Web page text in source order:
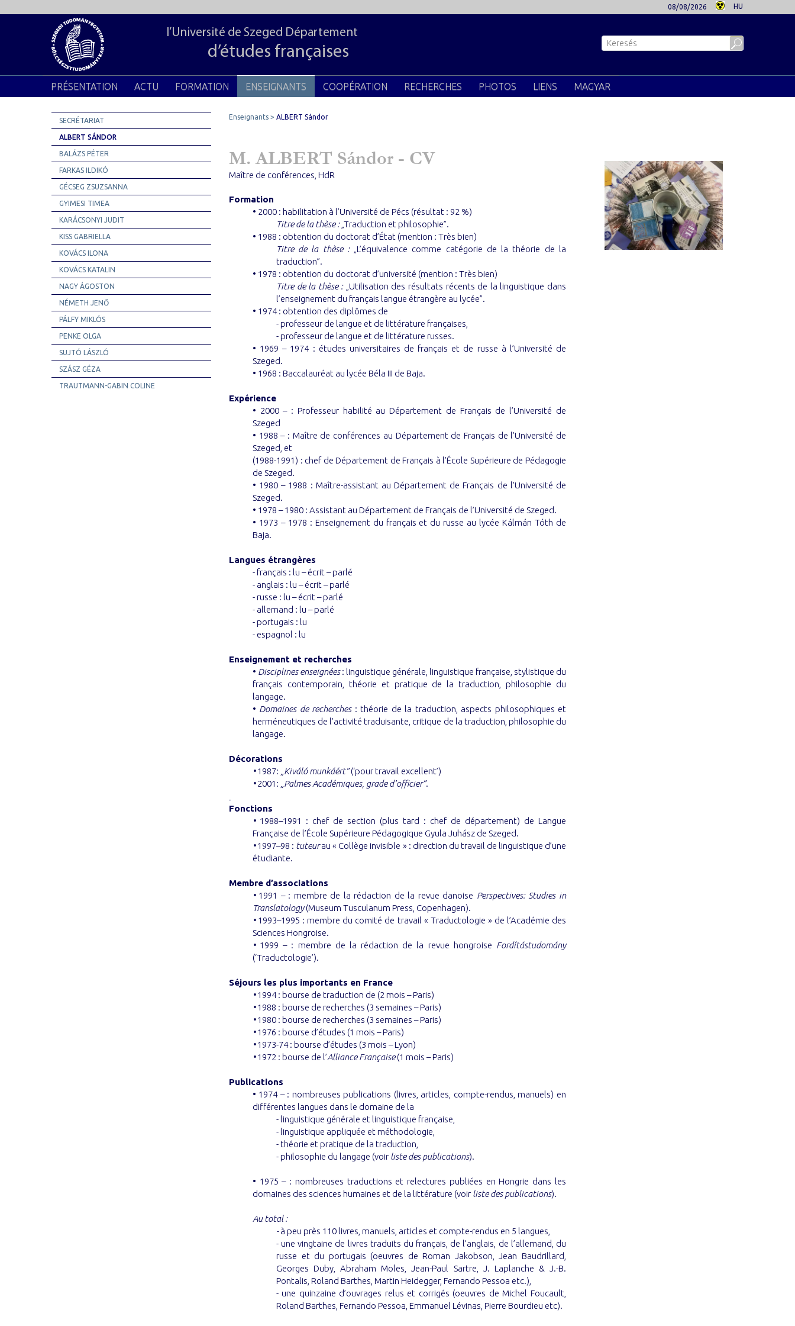
08/08/2026 HU
l’Université de Szeged Département
d’études françaises
PRÉSENTATION ACTU FORMATION ENSEIGNANTS COOPÉRATION RECHERCHES PHOTOS LIENS MAGYAR
SECRÉTARIAT
ALBERT SÁNDOR
BALÁZS PÉTER
FARKAS ILDIKÓ
GÉCSEG ZSUZSANNA
GYIMESI TIMEA
KARÁCSONYI JUDIT
KISS GABRIELLA
KOVÁCS ILONA
KOVÁCS KATALIN
NAGY ÁGOSTON
NÉMETH JENŐ
PÁLFY MIKLÓS
PENKE OLGA
SUJTÓ LÁSZLÓ
SZÁSZ GÉZA
TRAUTMANN-GABIN COLINE
Enseignants ALBERT Sándor
M. ALBERT Sándor - CV
Maître de conférences, HdR
Formation
• 2000 : habilitation à l’Université de Pécs (résultat : 92 %)
Titre de la thèse :„Traduction et philosophie”.
• 1988 : obtention du doctorat d’État (mention : Très bien)
Titre de la thèse :„L’équivalence comme catégorie de la théorie de la
traduction”.
• 1978 : obtention du doctorat d’université (mention : Très bien)
Titre de la thèse :„Utilisation des résultats récents de la linguistique dans
l’enseignement du français langue étrangère au lycée”.
• 1974 : obtention des diplômes de
- professeur de langue et de littérature françaises,
- professeur de langue et de littérature russes.
• 1969 – 1974 : études universitaires de français et de russe à l’Université de
Szeged.
• 1968 : Baccalauréat au lycée Béla III de Baja.
Expérience
• 2000 – : Professeur habilité au Département de Français de l’Université de
Szeged
• 1988 – : Maître de conférences au Département de Français de l’Université de
Szeged, et
(1988-1991) : chef de Département de Français à l’École Supérieure de Pédagogie
de Szeged.
• 1980 – 1988 : Maître-assistant au Département de Français de l’Université de
Szeged.
• 1978 – 1980 : Assistant au Département de Français de l’Université de Szeged.
• 1973 – 1978 : Enseignement du français et du russe au lycée Kálmán Tóth de
Baja.
Langues étrangères
- français : lu – écrit – parlé
- anglais : lu – écrit – parlé
- russe : lu – écrit – parlé
- allemand : lu – parlé
- portugais : lu
- espagnol : lu
Enseignement et recherches
• Disciplines enseignées: linguistique générale, linguistique française, stylistique du
français contemporain, théorie et pratique de la traduction, philosophie du
langage.
• Domaines de recherches: théorie de la traduction, aspects philosophiques et
herméneutiques de l’activité traduisante, critique de la traduction, philosophie du
langage.
Décorations
•1987: „Kiváló munkáért”(‘pour travail excellent’)
•2001: „Palmes Académiques, grade d’officier”.
Fonctions
•1988–1991 : chef de section (plus tard : chef de département) de Langue
Française de l’École Supérieure Pédagogique Gyula Juhász de Szeged.
•1997–98 : tuteurau « Collège invisible » : direction du travail de linguistique d’une
étudiante.
Membre d’associations
•1991 – : membre de la rédaction de la revue danoise Perspectives: Studies in
Translatology(Museum Tusculanum Press, Copenhagen).
•1993–1995 : membre du comité de travail « Traductologie » de l’Académie des
Sciences Hongroise.
•1999 – : membre de la rédaction de la revue hongroise Fordítástudomány
(‘Traductologie’).
Séjours les plus importants en France
•1994 : bourse de traduction de (2 mois – Paris)
•1988 : bourse de recherches (3 semaines – Paris)
•1980 : bourse de recherches (3 semaines – Paris)
•1976 : bourse d’études (1 mois – Paris)
•1973-74 : bourse d’études (3 mois – Lyon)
•1972 : bourse de l’Alliance Française(1 mois – Paris)
Publications
• 1974 – : nombreuses publications (livres, articles, compte-rendus, manuels) en
différentes langues dans le domaine de la
- linguistique générale et linguistique française,
- linguistique appliquée et méthodologie,
- théorie et pratique de la traduction,
- philosophie du langage (voir liste des publications).
• 1975 – : nombreuses traductions et relectures publiées en Hongrie dans les
domaines des sciences humaines et de la littérature (voir liste des publications).
Au total :
-à peu près 110 livres, manuels, articles et compte-rendus en 5 langues,
- une vingtaine de livres traduits du français, de l’anglais, de l’allemand, du
russe et du portugais (oeuvres de Roman Jakobson, Jean Baudrillard,
Georges Duby, Abraham Moles, Jean-Paul Sartre, J. Laplanche & J.-B.
Pontalis, Roland Barthes, Martin Heidegger, Fernando Pessoa etc.),
- une quinzaine d’ouvrages relus et corrigés (oeuvres de Michel Foucault,
Roland Barthes, Fernando Pessoa, Emmanuel Lévinas, Pierre Bourdieu etc).